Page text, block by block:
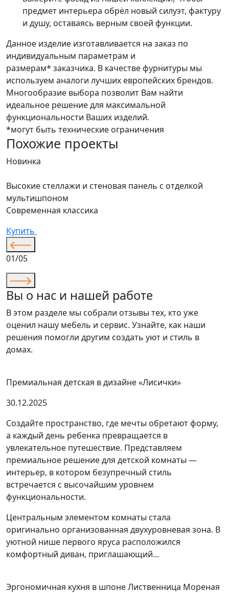
предмет интерьера обрёл новый силуэт, фактуру
и душу, оставаясь верным своей функции.
Данное изделие изготавливается на заказ по
индивидуальным параметрам и
размерам* заказчика. В качестве фурнитуры мы
используем аналоги лучших европейских брендов.
Многообразие выбора позволит Вам найти
идеальное решение для максимальной
функциональности Ваших изделий.
*могут быть технические ограничения
Похожие проекты
Новинка
Высокие стеллажи и стеновая панель с отделкой
мультишпоном
Современная классика
Купить
01/05
Вы о нас и нашей работе
В этом разделе мы собрали отзывы тех, кто уже
оценил нашу мебель и сервис. Узнайте, как наши
решения помогли другим создать уют и стиль в
домах.
Премиальная детская в дизайне «Лисички»
30.12.2025
Создайте пространство, где мечты обретают форму,
а каждый день ребенка превращается в
увлекательное путешествие. Представляем
премиальное решение для детской комнаты —
интерьер, в котором безупречный стиль
встречается с высочайшим уровнем
функциональности.
Центральным элементом комнаты стала
оригинально организованная двухуровневая зона. В
уютной нише первого яруса расположился
комфортный диван, приглашающий...
Эргономичная кухня в шпоне Лиственница Мореная